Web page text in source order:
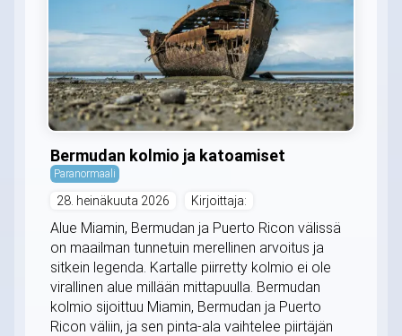
Bermudan kolmio ja katoamiset
Paranormaali
28. heinäkuuta 2026 Kirjoittaja:
Alue Miamin, Bermudan ja Puerto Ricon välissä
on maailman tunnetuin merellinen arvoitus ja
sitkein legenda. Kartalle piirretty kolmio ei ole
virallinen alue millään mittapuulla. Bermudan
kolmio sijoittuu Miamin, Bermudan ja Puerto
Ricon väliin, ja sen pinta-ala vaihtelee piirtäjän